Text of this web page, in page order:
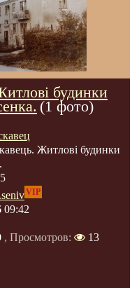
будинки
(1 фото)
Житлові будинки
VIP
09:42
, Просмотров:
13